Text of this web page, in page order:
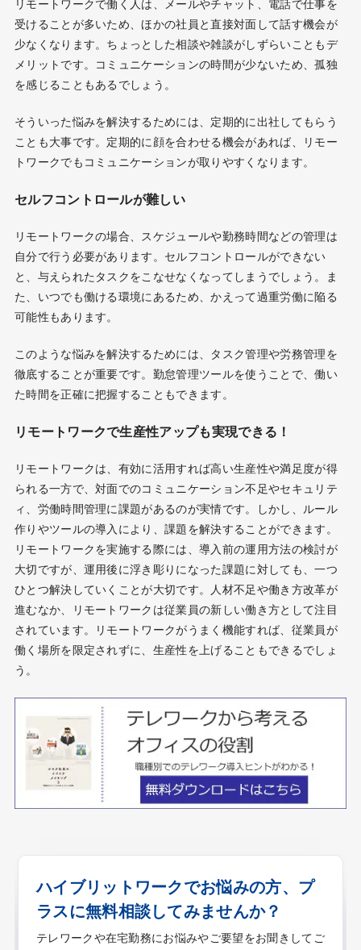
リモートワークで働く人は、メールやチャット、電話で仕事を
受けることが多いため、ほかの社員と直接対面して話す機会が
少なくなります。ちょっとした相談や雑談がしずらいこともデ
メリットです。コミュニケーションの時間が少ないため、孤独
を感じることもあるでしょう。
そういった悩みを解決するためには、定期的に出社してもらう
ことも大事です。定期的に顔を合わせる機会があれば、リモー
トワークでもコミュニケーションが取りやすくなります。
セルフコントロールが難しい
リモートワークの場合、スケジュールや勤務時間などの管理は
自分で行う必要があります。セルフコントロールができない
と、与えられたタスクをこなせなくなってしまうでしょう。ま
た、いつでも働ける環境にあるため、かえって過重労働に陥る
可能性もあります。
このような悩みを解決するためには、タスク管理や労務管理を
徹底することが重要です。勤怠管理ツールを使うことで、働い
た時間を正確に把握することもできます。
リモートワークで生産性アップも実現できる！
リモートワークは、有効に活用すれば高い生産性や満足度が得
られる一方で、対面でのコミュニケーション不足やセキュリテ
ィ、労働時間管理に課題があるのが実情です。しかし、ルール
作りやツールの導入により、課題を解決することができます。
リモートワークを実施する際には、導入前の運用方法の検討が
大切ですが、運用後に浮き彫りになった課題に対しても、一つ
ひとつ解決していくことが大切です。人材不足や働き方改革が
進むなか、リモートワークは従業員の新しい働き方として注目
されています。リモートワークがうまく機能すれば、従業員が
働く場所を限定されずに、生産性を上げることもできるでしょ
う。
ハイブリットワークでお悩みの方、プ
ラスに無料相談してみませんか？
テレワークや在宅勤務にお悩みやご要望をお聞きしてご